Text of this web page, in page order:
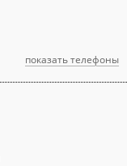
показать телефоны